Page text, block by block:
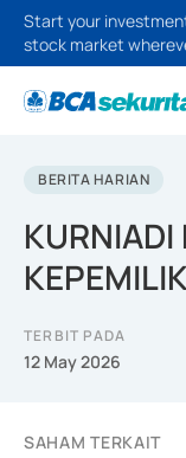
Start your
stock market
BERITA HARIAN
KURNIADI
TERBIT PADA
12 May 2026
SAHAM TERKAIT